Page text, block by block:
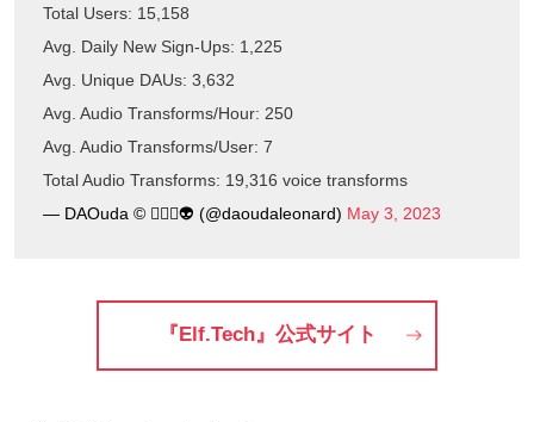
Total Users: 15,158
Avg. Daily New Sign-Ups: 1,225
Avg. Unique DAUs: 3,632
Avg. Audio Transforms/Hour: 250
Avg. Audio Transforms/User: 7
Total Audio Transforms: 19,316 voice transforms
— DAOuda © 🧙🏾‍♂️👽 (@daoudaleonard) May 3, 2023
『Elf.Tech』公式サイト